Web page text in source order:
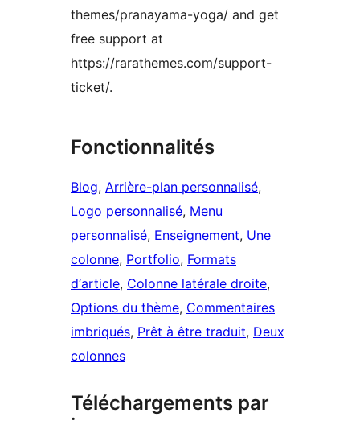
themes/pranayama-yoga/ and get
free support at
https://rarathemes.com/support-
ticket/.
Fonctionnalités
Blog, Arrière-plan personnalisé
Logo personnalisé, Menu
personnalisé, Enseignement, Une
colonne, Portfolio, Formats
d‘article, Colonne latérale droite
Options du thème, Commentaires
imbriqués, Prêt à être traduit, Deux
colonnes
Téléchargements par